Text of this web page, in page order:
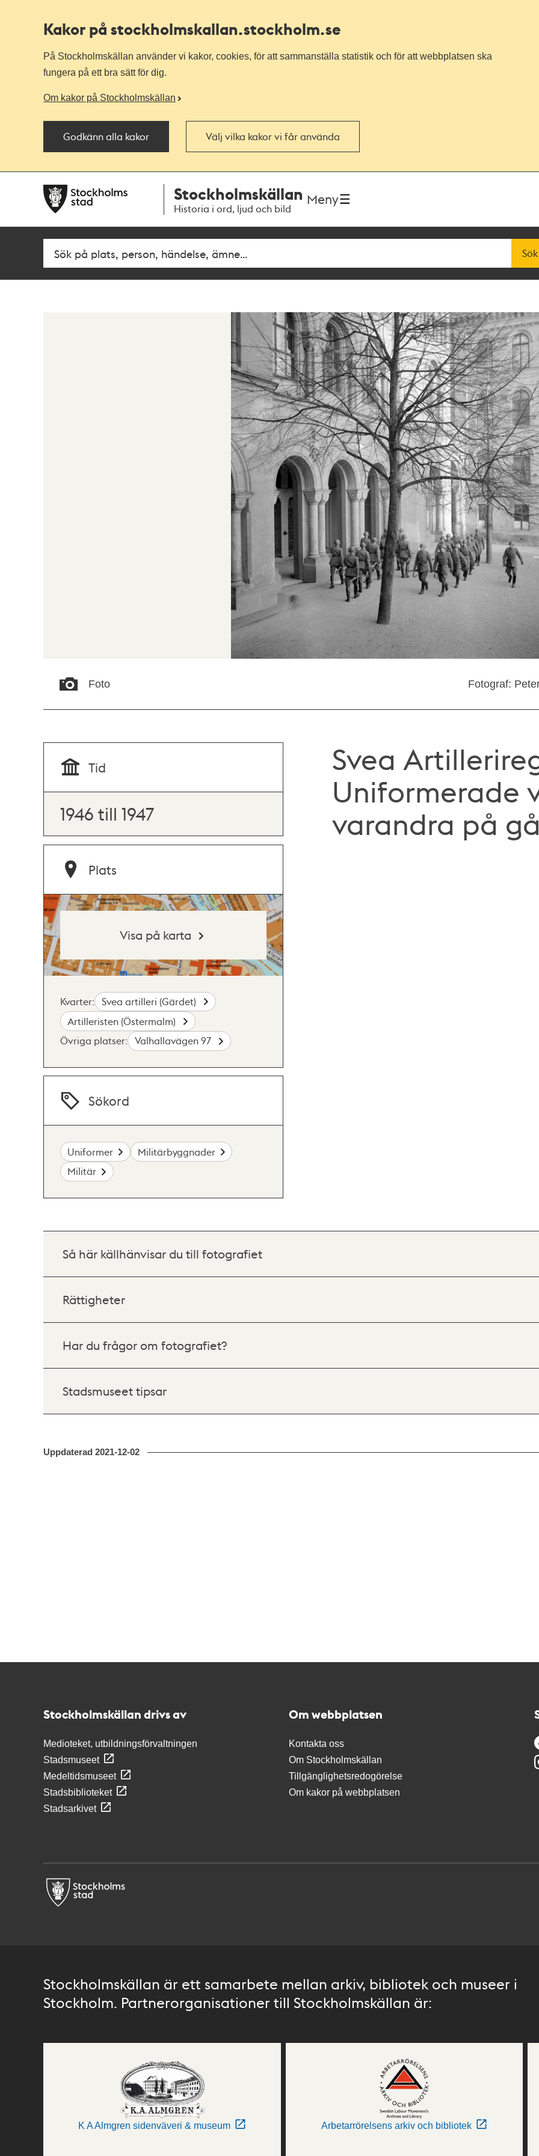
Kakor på stockholmskallan.stockholm.se
På Stockholmskällan använder vi kakor, cookies, för att sammanställa statistik och för att webbplatsen ska
fungera på ett bra sätt för dig.
Om kakor på Stockholmskällan
Godkänn alla kakor Välj vilka kakor vi får använda
navigationen
huvudinnehållet
Stockholmskällan
Historia i ord, ljud och bild
Meny
Fritextsök Sök
Foto Fotograf:
Svea
Uniformerade
varandra på
Tid
1946 till 1947
Plats
Visa på karta
Kvarter:
Svea artilleri (Gärdet)
Artilleristen (Östermalm)
Övriga platser:
Valhallavägen 97
Sökord
Uniformer
Militärbyggnader
Militär
Så här källhänvisar du till fotografiet
Rättigheter
Har du frågor om fotografiet?
Stadsmuseet tipsar
Uppdaterad 2021-12-02
Stockholmskällan drivs av
Medioteket, utbildningsförvaltningen
Stadsmuseet
Medeltidsmuseet
Stadsbiblioteket
Stadsarkivet
Om webbplatsen
Kontakta oss
Om Stockholmskällan
Tillgänglighetsredogörelse
Om kakor på webbplatsen
Stockholmskällan är ett samarbete mellan arkiv, bibliotek och museer i
Stockholm. Partnerorganisationer till Stockholmskällan är:
K A Almgren sidenväveri & museum Arbetarrörelsens arkiv och bibliotek